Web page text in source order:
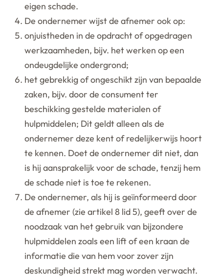
eigen schade.
De ondernemer wijst de afnemer ook op:
onjuistheden in de opdracht of opgedragen
werkzaamheden, bijv. het werken op een
ondeugdelijke ondergrond;
het gebrekkig of ongeschikt zijn van bepaalde
zaken, bijv. door de consument ter
beschikking gestelde materialen of
hulpmiddelen; Dit geldt alleen als de
ondernemer deze kent of redelijkerwijs hoort
te kennen. Doet de ondernemer dit niet, dan
is hij aansprakelijk voor de schade, tenzij hem
de schade niet is toe te rekenen.
De ondernemer, als hij is geïnformeerd door
de afnemer (zie artikel 8 lid 5), geeft over de
noodzaak van het gebruik van bijzondere
hulpmiddelen zoals een lift of een kraan de
informatie die van hem voor zover zijn
deskundigheid strekt mag worden verwacht.